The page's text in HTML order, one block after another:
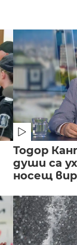
Тодор
души са
носещ